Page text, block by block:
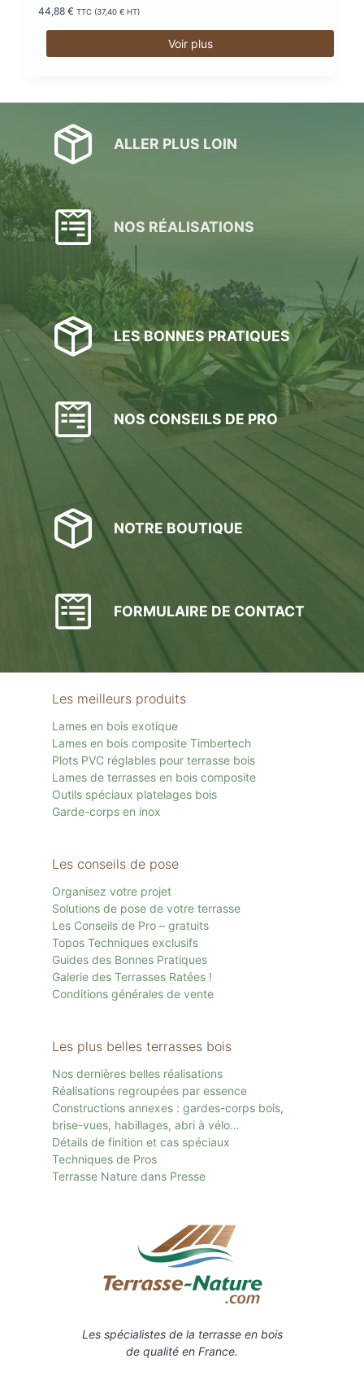
44,88 € TTC (37,40 € HT)
Voir plus
ALLER PLUS LOIN
NOS RÉALISATIONS
LES BONNES PRATIQUES
NOS CONSEILS DE PRO
NOTRE BOUTIQUE
FORMULAIRE DE CONTACT
Les meilleurs produits
Lames en bois exotique
Lames en bois composite Timbertech
Plots PVC réglables pour terrasse bois
Lames de terrasses en bois composite
Outils spéciaux platelages bois
Garde-corps en inox
Les conseils de pose
Organisez votre projet
Solutions de pose de votre terrasse
Les Conseils de Pro – gratuits
Topos Techniques exclusifs
Guides des Bonnes Pratiques
Galerie des Terrasses Ratées !
Conditions générales de vente
Les plus belles terrasses bois
Nos dernières belles réalisations
Réalisations regroupées par essence
Constructions annexes : gardes-corps bois,
brise-vues, habillages, abri à vélo…
Détails de finition et cas spéciaux
Techniques de Pros
Terrasse Nature dans Presse
Les spécialistes de la terrasse en bois
de qualité en France.